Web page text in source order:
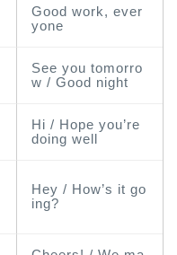
Good work, ever
yone
See you tomorro
w / Good night
Hi / Hope you’re
doing well
Hey / How’s it go
ing?